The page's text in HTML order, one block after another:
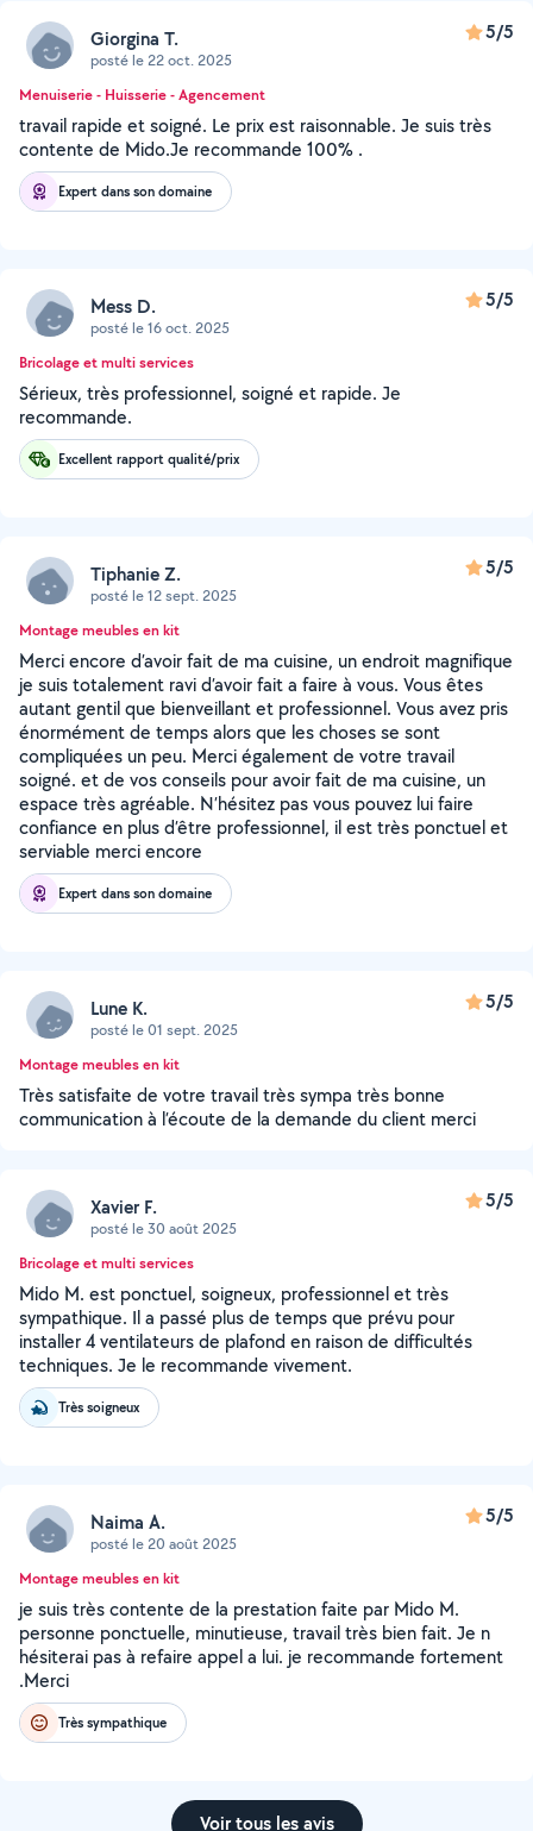
Giorgina T.
posté le 22 oct. 2025
5/5
Menuiserie - Huisserie - Agencement
travail rapide et soigné. Le prix est raisonnable. Je suis très
contente de Mido.Je recommande 100% .
Expert dans son domaine
Mess D.
posté le 16 oct. 2025
5/5
Bricolage et multi services
Sérieux, très professionnel, soigné et rapide. Je
recommande.
Excellent rapport qualité/prix
Tiphanie Z.
posté le 12 sept. 2025
5/5
Montage meubles en kit
Merci encore d’avoir fait de ma cuisine, un endroit magnifique
je suis totalement ravi d’avoir fait a faire à vous. Vous êtes
autant gentil que bienveillant et professionnel. Vous avez pris
énormément de temps alors que les choses se sont
compliquées un peu. Merci également de votre travail
soigné. et de vos conseils pour avoir fait de ma cuisine, un
espace très agréable. N’hésitez pas vous pouvez lui faire
confiance en plus d’être professionnel, il est très ponctuel et
serviable merci encore
Expert dans son domaine
Lune K.
posté le 01 sept. 2025
5/5
Montage meubles en kit
Très satisfaite de votre travail très sympa très bonne
communication à l’écoute de la demande du client merci
Xavier F.
posté le 30 août 2025
5/5
Bricolage et multi services
Mido M. est ponctuel, soigneux, professionnel et très
sympathique. Il a passé plus de temps que prévu pour
installer 4 ventilateurs de plafond en raison de difficultés
techniques. Je le recommande vivement.
Très soigneux
Naima A.
posté le 20 août 2025
5/5
Montage meubles en kit
je suis très contente de la prestation faite par Mido M.
personne ponctuelle, minutieuse, travail très bien fait. Je n
hésiterai pas à refaire appel a lui. je recommande fortement
.Merci
Très sympathique
Voir tous les avis